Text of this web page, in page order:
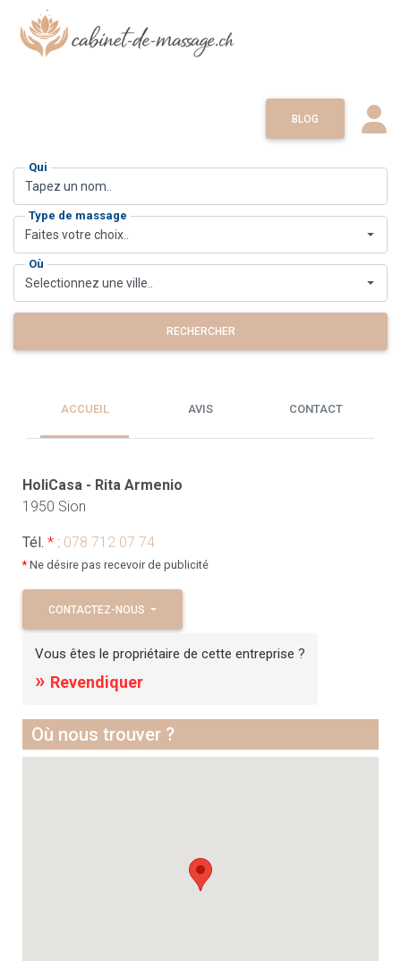
BLOG
Qui
Type de massage
Faites votre choix..
Où
Selectionnez une ville..
RECHERCHER
ACCUEIL AVIS CONTACT
HoliCasa - Rita Armenio
1950 Sion
Tél. *: 078 712 07 74
*Ne désire pas recevoir de publicité
CONTACTEZ-NOUS
Vous êtes le propriétaire de cette entreprise ?
» Revendiquer
Où nous trouver ?